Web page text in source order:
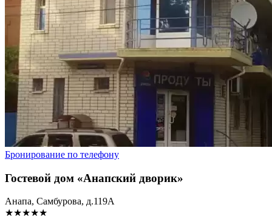
Бронирование по телефону
Гостевой дом «Анапский дворик»
Анапа, Самбурова, д.119А
★★★★★